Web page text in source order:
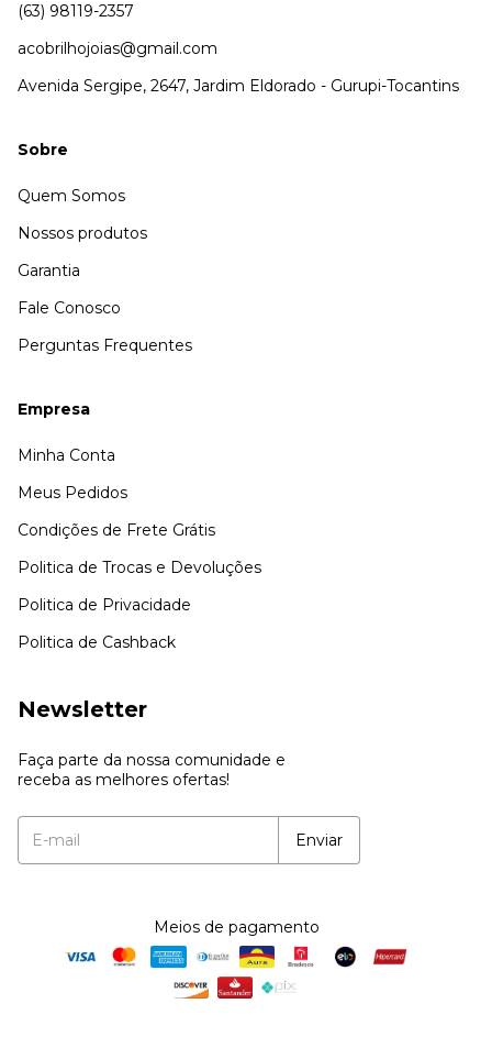
(63) 98119-2357
acobrilhojoias@gmail.com
Avenida Sergipe, 2647, Jardim Eldorado - Gurupi-Tocantins
Sobre
Quem Somos
Nossos produtos
Garantia
Fale Conosco
Perguntas Frequentes
Empresa
Minha Conta
Meus Pedidos
Condições de Frete Grátis
Politica de Trocas e Devoluções
Politica de Privacidade
Politica de Cashback
Newsletter
Faça parte da nossa comunidade e
receba as melhores ofertas!
Meios de pagamento